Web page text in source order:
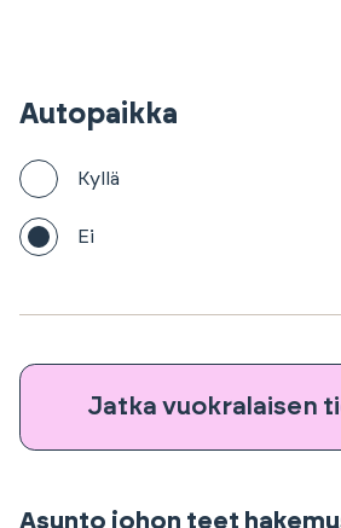
Autopaikka
Kyllä
Ei
Jatka vuokralaisen
Asunto johon teet